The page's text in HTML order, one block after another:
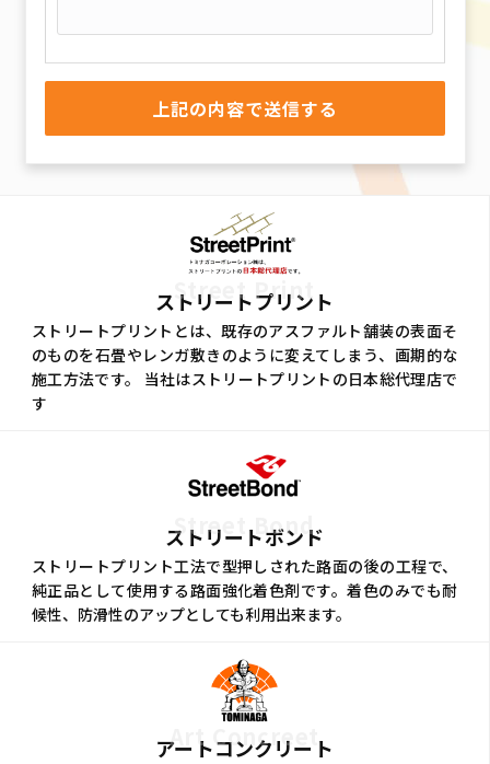
Street Print
ストリートプリント
ストリートプリントとは、既存のアスファルト舗装の表面そ
のものを石畳やレンガ敷きのように変えてしまう、画期的な
施工方法です。 当社はストリートプリントの日本総代理店で
す
Street Bond
ストリートボンド
ストリートプリント工法で型押しされた路面の後の工程で、
純正品として使用する路面強化着色剤です。着色のみでも耐
候性、防滑性のアップとしても利用出来ます。
Art Concreet
アートコンクリート